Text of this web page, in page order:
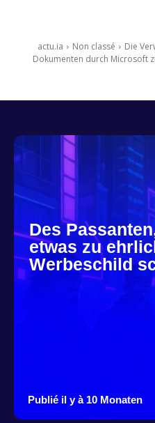
actu.ia Non classé
Die
Dokumenten durch Microsoft
Des
etwas zu
Werbeschild
Publié il y à 10 Monaten